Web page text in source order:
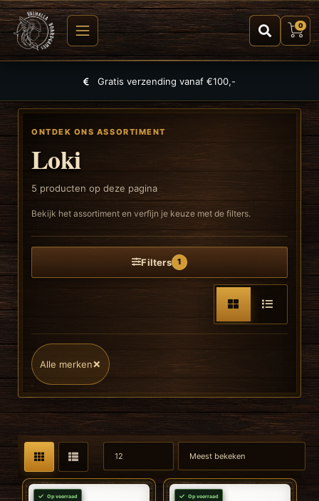
0
Gratis verzending vanaf €100,-
ONTDEK ONS ASSORTIMENT
Loki
5 producten op deze pagina
Bekijk het assortiment en verfijn je keuze met de filters.
Filters 1
Alle merken×
Op voorraad Op voorraad